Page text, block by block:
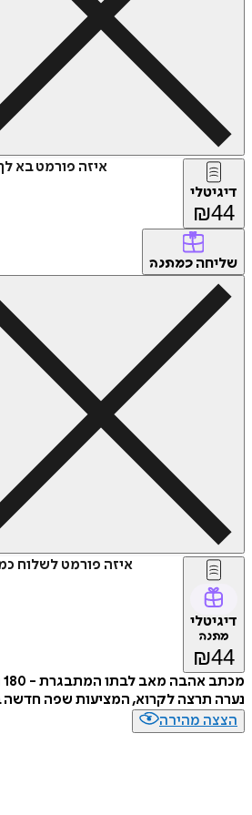
איזה פורמט בא
דיגיטלי
₪44
שליחה כמתנה
איזה פורמט לשלוח
דיגיטלי
מתנה
₪44
נערה תרצה לקרוא, המציעות שפה חדשה
הצצה מהירה